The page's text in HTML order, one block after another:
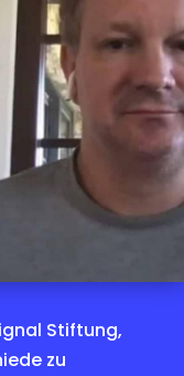
und
um
besuche
Stiftung,
zu